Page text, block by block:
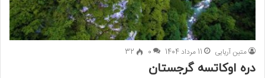
متین آریایی 11 مرداد 1404 0
32
دره اوکاتسه گرجستان